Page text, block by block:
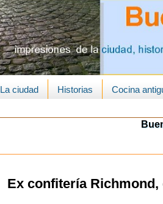
La ciudad Historias Cocina
Ex confitería Richmond,